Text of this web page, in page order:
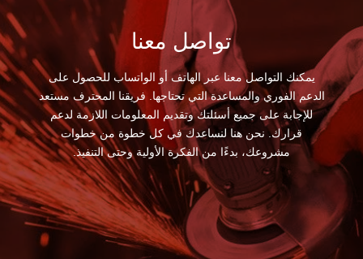
تواصل معنا
يمكنك التواصل معنا عبر الهاتف أو الواتساب للحصول على
الدعم الفوري والمساعدة التي تحتاجها. فريقنا المحترف مستعد
للإجابة على جميع أسئلتك وتقديم المعلومات اللازمة لدعم
قرارك. نحن هنا لنساعدك في كل خطوة من خطوات
مشروعك، بدءًا من الفكرة الأولية وحتى التنفيذ.